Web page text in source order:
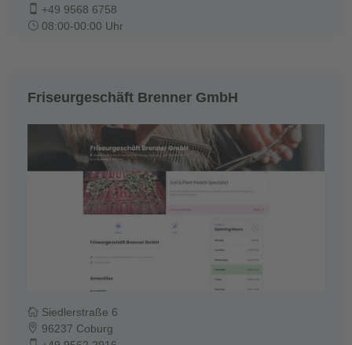
+49 9568 6758
08:00-00:00 Uhr
Friseurgeschäft Brenner GmbH
Siedlerstraße 6
96237 Coburg